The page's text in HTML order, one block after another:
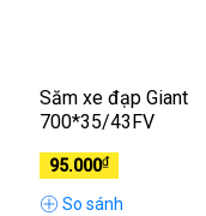
Săm xe đạp Giant
700*35/43FV
95.000₫
So sánh